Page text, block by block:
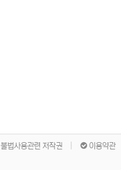
불법사용관련 저작권 이용약관